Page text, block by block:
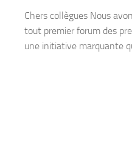
Chers collègues Nous
tout premier forum des
une initiative marquante